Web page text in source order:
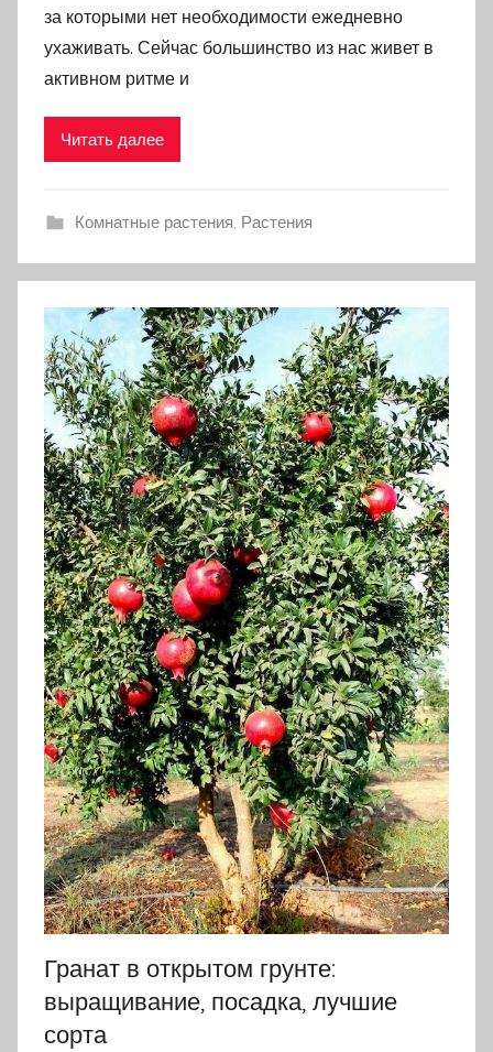
за которыми нет необходимости ежедневно
ухаживать. Сейчас большинство из нас живет в
активном ритме и
Читать далее
Комнатные растения, Растения
Гранат в открытом грунте:
выращивание, посадка, лучшие
сорта